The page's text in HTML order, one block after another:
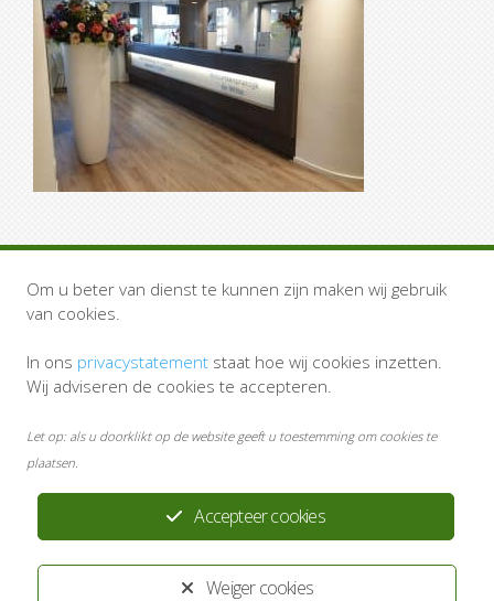
Thuisarts.nl
Apotheek.nl
Agressieprotocol
Privacystatement
Disclaimer
Volg ons
Weiger cookies
Accepteer cookies
Om u beter van dienst te kunnen zijn maken wij gebruik
van cookies.
In ons privacystatement staat hoe wij cookies inzetten.
Wij adviseren de cookies te accepteren.
Let op: als u doorklikt op de website geeft u toestemming om cookies te
plaatsen.